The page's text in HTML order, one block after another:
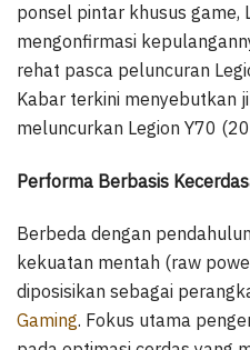
ponsel pintar khusus game,
mengonfirmasi
rehat pasca peluncuran
Kabar terkini menyebutkan
meluncurkan Legion Y70
Performa Berbasis
Berbeda dengan
kekuatan mentah (raw
diposisikan sebagai
Gaming. Fokus utama